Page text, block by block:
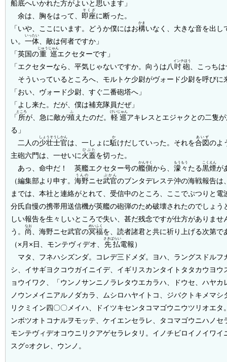
船底へいかれた方がよいと思います」
余は、胸をはって、 即座
そくざ
に断った。
「いや、ここにいます。どうか僕にはお構
かま
いなく、大きな音を出し
い。一体
いったい
、敵は何者ですか」
「英国の重巡
じゅうじゅん
エクセターです」
「エクセターなら、平気じゃないですか。向うは八 吋砲
インチほう
、こっち
そういっているところへ、モルトケ少尉がヴォード少尉を呼びに
「おい、ヴォード少尉、すぐ二番砲塔へ」
「よし来た。だが、僕は補充隊員だぜ」
「 所
ところ
が、急に敵が殖
ふ
えたのだ。 軽巡
けいじゅん
アキレスとエジャクとの二隻
る」
二人の少壮士官
しょうそうしかん
は、一しょに駈
か
けだしていった。それを合図
あいず
のよ
主砲六門は、一せいに火蓋
ひぶた
を切った。
あっ、命中だ！ 英艦エクセター号の艦側
かんそく
から、濛々
もうもう
たる黒煙
こくえん
が
（編集部より申す。海野
うんの
ニセ武官
ぶかん
のブンタデレステ沖の海戦報告は
までは、本社と連絡がとれて、受信中のところ、ここでぷつりと電
分氏自慢の携帯用送信機が英艦の砲弾のため破壊されたのでしょう
しい報告を生々しいところで失い、甚だ残念ですが仕方がありませ
う。 尚
なお
、海野ニセ武官の冥福
めいふく
を、読者諸君と共に祈り上げる次第で
（×月×日、モンテヴィデオ、 先払
さきばらい
電報）
マタ、フネハシズンダ。コレデ三ドメダ。ヨハ、ラングスドルフ
シ、イサギヨクコウガイニイデ、イギリスカンタイトタタカウヨウ
ョウイワク、「ウンノサンニノラレタウエカラハ、ドウセ、ハヤカ
ノウンメイニアルノダカラ、ムシロハヤイトコ、ジバクトキメマシ
リクミイン四〇〇メイハ、ドイツキセンタコマゴウニウツリオエタ
ンボツオトコナルヲモッテ、ケイエンセラレ、タコマゴウニハノセ
モンテヴィデオコウニリクアゲセラレタリ。イノチビロイノイワイ
スグ○オクレ、ウンノ。